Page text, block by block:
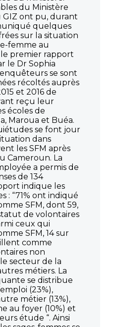
du Ministère
GIZ ont pu, durant
quelques
sur la situation
femme au
premier rapport
le Dr Sophia
se sont
récoltés auprès
et 2016 de
reçu leur
écoles de
Maroua et Buéa.
se font jour
dans
les SFM après
Cameroun. La
a permis de
de 134
indique les
: “71% ont indiqué
SFM, dont 59,
de volontaires
ceux qui
SFM, 14 sur
comme
non
secteur de la
métiers. La
se distribue
(23%),
métier (13%),
au foyer (10%) et
étude “. Ainsi